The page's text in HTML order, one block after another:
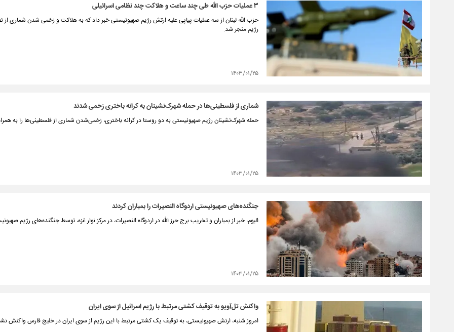
۳ عملیات حزب الله طی چند ساعت و هلاکت چند نظامی اسرائیلی
حزب الله لبنان از سه عملیات پیاپی علیه ارتش رژیم صهیونیستی خبر داد که به هلاکت و زخمی شدن شماری از
رژیم منجر شد.
۱۴۰۳/۰۱/۲۵
شماری از فلسطینی‌ها در حمله شهرک‌نشینان به کرانه باختری زخمی شدند
حمله شهرک‌نشینان رژیم صهیونیستی به دو روستا در کرانه باختری، زخمی‌شدن شماری از فلسطینی‌ها را به
۱۴۰۳/۰۱/۲۵
جنگنده‌های صهیونیستی اردوگاه النصیرات را بمباران کردند
الیوم، خبر از بمباران و تخریب برج حرز الله در اردوگاه النصیرات، در مرکز نوار غزه، توسط جنگنده‌های رژیم
۱۴۰۳/۰۱/۲۵
واکنش تل‌آویو به توقیف کشتی مرتبط با رژیم اسرائیل از سوی ایران
امروز شنبه، ارتش صهیونیستی، به توقیف یک کشتی مرتبط با این رژیم از سوی ایران در خلیج فارس واکنش